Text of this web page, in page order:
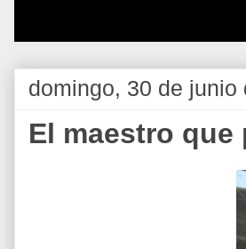
domingo, 30 de junio
El maestro